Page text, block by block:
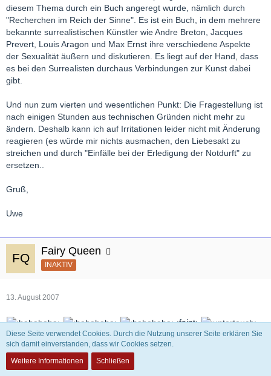
diesem Thema durch ein Buch angeregt wurde, nämlich durch
"Recherchen im Reich der Sinne". Es ist ein Buch, in dem mehrere
bekannte surrealistischen Künstler wie Andre Breton, Jacques
Prevert, Louis Aragon und Max Ernst ihre verschiedene Aspekte
der Sexualität äußern und diskutieren. Es liegt auf der Hand, dass
es bei den Surrealisten durchaus Verbindungen zur Kunst dabei
gibt.
Und nun zum vierten und wesentlichen Punkt: Die Fragestellung ist
nach einigen Stunden aus technischen Gründen nicht mehr zu
ändern. Deshalb kann ich auf Irritationen leider nicht mit Änderung
reagieren (es würde mir nichts ausmachen, den Liebesakt zu
streichen und durch "Einfälle bei der Erledigung der Notdurft" zu
ersetzen..
Gruß,
Uwe
Fairy Queen
INAKTIV
13. August 2007
:faint:
ansonsten erstmal ohne Worte........
Diese Seite verwendet Cookies. Durch die Nutzung unserer Seite erklären Sie
sich damit einverstanden, dass wir Cookies setzen.
Weitere Informationen
Schließen